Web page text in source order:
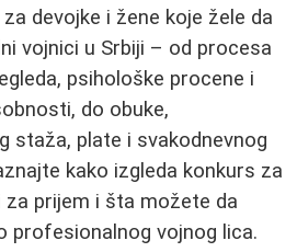
devojke i žene koje žele da
vojnici u Srbiji – od procesa
psihološke procene i
do obuke,
staža, plate i svakodnevnog
kako izgleda konkurs za
za prijem i šta možete da
profesionalnog vojnog lica.